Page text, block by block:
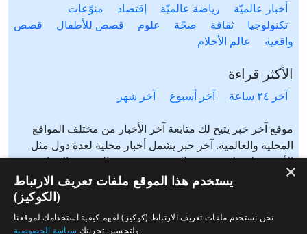
أخبار عالميّة رياضة عالميّة إقتصاد
منوّعات
تكنولوجيا
ثقافة صحّة علوم قصص للأطفال
قصص
واقعية
عالم الأحلام
الأكثر قراءة
آخر ٢٤ ساعة آخر أسبوع آخر شهر
موقع آخر خبر يتيح لك متابعة آخر الأخبار من مختلف المواقع
المحلية والعالمية. آخر خبر يشمل أخبار محلية لعدة دول مثل
الأردن، فلسطين، مصر، السعودية، تونس، المغرب، الجزائر،
عرب ٤٨، لبنان، العراق، اليمن وغيرها آخر خبر يتيح متابعة أخبار
من شتى المواضيع مثل: أخبار محلية، أخبار عالمية، رياضة،
إقتصاد، ثقافة، منوعات وغيرها تابع الأخبار المحلية والعالمية من
مختلف المواقع الإخبارية: الجزيرة، العربية، بي بي سي، سي ان
×
يستخدم هذا الموقع ملفات تعريف الارتباط
(الكوكيز)
نحن نستخدم ملفات تعريف الارتباط (كوكيز) لفهم كيفية استخدامك لموقعنا
ولتحسين تجربتك سياسة الخصوصية